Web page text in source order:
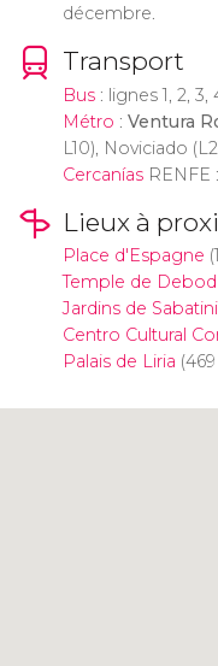
décembre.
Transport
Bus: lignes 1, 2, 3,
Métro : Ventura
L10), Noviciado
CercaníasRENFE
Lieux à
Place d'Espagne
Temple de Debod
Jardins de Sabatini
Centro Cultural
Palais de Liria